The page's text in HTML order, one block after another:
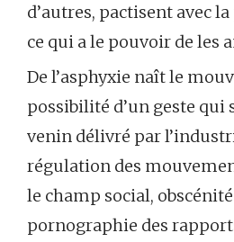
d’autres, pactisent avec
ce qui a le pouvoir de les
De l’asphyxie naît le
possibilité d’un geste qui
venin délivré par
régulation des
le champ social,
pornographie des